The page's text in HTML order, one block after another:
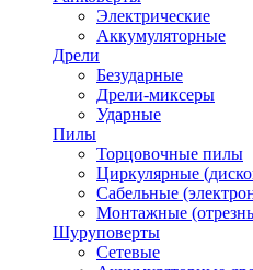
Электрические
Аккумуляторные
Дрели
Безударные
Дрели-миксеры
Ударные
Пилы
Торцовочные пилы
Циркулярные
Сабельные
Монтажные
Шуруповерты
Сетевые